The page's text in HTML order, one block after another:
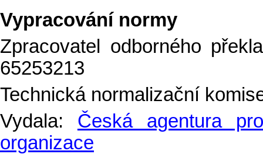
Vypracování normy
Zpracovatel odborného
65253213
Technická normalizační
Vydala: Česká agentura
organizace